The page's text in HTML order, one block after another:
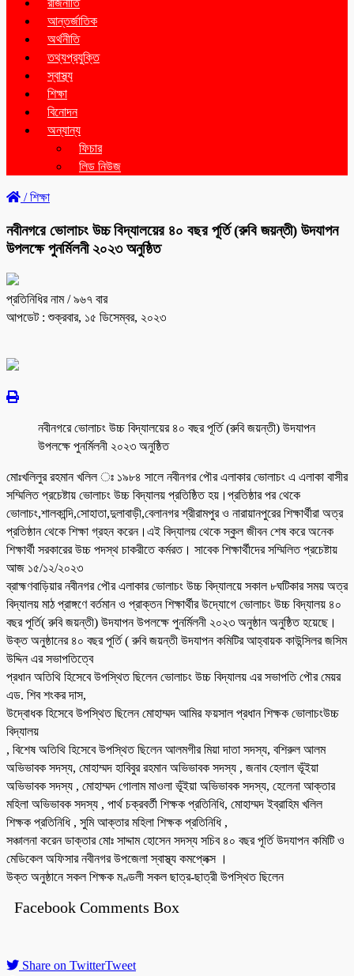
রাজনীতি
আন্তর্জাতিক
অর্থনীতি
তথ্যপ্রযুক্তি
স্বাস্থ্য
শিক্ষা
বিনোদন
অন্যান্য
ফিচার
লিড নিউজ
/শিক্ষা
নবীনগরে ভোলাচং উচ্চ বিদ্যালয়ের ৪০ বছর পূর্তি (রুবি জয়ন্তী) উদযাপন
উপলক্ষে পুনর্মিলনী ২০২৩ অনুষ্ঠিত
প্রতিনিধির নাম/ ৯৬৭ বার
আপডেট : শুক্রবার, ১৫ ডিসেম্বর, ২০২৩
নবীনগরে ভোলাচং উচ্চ বিদ্যালয়ের ৪০ বছর পূর্তি (রুবি জয়ন্তী) উদযাপন
উপলক্ষে পুনর্মিলনী ২০২৩ অনুষ্ঠিত
মোঃখলিলুর রহমান খলিল ঃ ১৯৮৪ সালে নবীনগর পৌর এলাকার ভোলাচং এ এলাকা বাসীর
সম্মিলিত প্রচেষ্টায় ভোলাচং উচ্চ বিদ্যালয় প্রতিষ্ঠিত হয়।প্রতিষ্ঠার পর থেকে
ভোলাচং,শালকান্দি,সোহাতা,দুলাবাড়ী,বেলানগর শ্রীরামপুর ও নারায়ানপুরের শিক্ষার্থীরা অত্র
প্রতিষ্ঠান থেকে শিক্ষা গ্রহন করেন।এই বিদ্যালয় থেকে স্কুল জীবন শেষ করে অনেক
শিক্ষার্থী সরকারের উচ্চ পদস্থ চাকরীতে কর্মরত। সাবেক শিক্ষার্থীদের সম্মিলিত প্রচেষ্টায়
আজ ১৫/১২/২০২৩
ব্রাহ্মণবাড়িয়ার নবীনগর পৌর এলাকার ভোলাচং উচ্চ বিদ্যালয়ে সকাল ৮ঘটিকার সময় অত্র
বিদ্যালয় মাঠ প্রাঙ্গণে বর্তমান ও প্রাক্তন শিক্ষার্থীর উদ্যোগে ভোলাচং উচ্চ বিদ্যালয় ৪০
বছর পূর্তি( রুবি জয়ন্তী) উদযাপন উপলক্ষে পুনর্মিলনী ২০২৩ অনুষ্ঠান অনুষ্ঠিত হয়েছে।
উক্ত অনুষ্ঠানের ৪০ বছর পূর্তি ( রুবি জয়ন্তী উদযাপন কমিটির আহ্বায়ক কাউন্সিলর জসিম
উদ্দিন এর সভাপতিত্বে
প্রধান অতিথি হিসেবে উপস্থিত ছিলেন ভোলাচং উচ্চ বিদ্যালয় এর সভাপতি পৌর মেয়র
এড. শিব শংকর দাস,
উদ্বোধক হিসেবে উপস্থিত ছিলেন মোহাম্মদ আমির ফয়সাল প্রধান শিক্ষক ভোলাচংউচ্চ
বিদ্যালয়
, বিশেষ অতিথি হিসেবে উপস্থিত ছিলেন আলমগীর মিয়া দাতা সদস্য, বশিরুল আলম
অভিভাবক সদস্য, মোহাম্মদ হাবিবুর রহমান অভিভাবক সদস্য , জনাব হেলাল ভূঁইয়া
অভিভাবক সদস্য , মোহাম্মদ গোলাম মাওলা ভূঁইয়া অভিভাবক সদস্য, হেলেনা আক্তার
মহিলা অভিভাবক সদস্য , পার্থ চক্রবর্তী শিক্ষক প্রতিনিধি, মোহাম্মদ ইব্রাহিম খলিল
শিক্ষক প্রতিনিধি , সুমি আক্তার মহিলা শিক্ষক প্রতিনিধি ,
সঞ্চালনা করেন ডাক্তার মোঃ সাদ্দাম হোসেন সদস্য সচিব ৪০ বছর পূর্তি উদযাপন কমিটি ও
মেডিকেল অফিসার নবীনগর উপজেলা স্বাস্থ্য কমপ্লেক্স ।
উক্ত অনুষ্ঠানে সকল শিক্ষক মণ্ডলী সকল ছাত্র-ছাত্রী উপস্থিত ছিলেন
Facebook Comments Box
Share on TwitterTweet